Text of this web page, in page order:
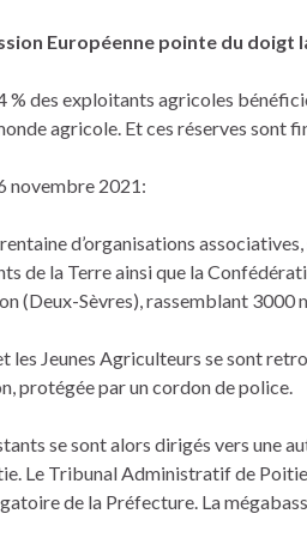
Européenne pointe du doigt
% des exploitants agricoles
agricole. Et ces réserves sont
novembre 2021:
d’organisations
de la Terre ainsi que la
(Deux-Sèvres), rassemblant 3000
les Jeunes Agriculteurs se sont
protégée par un cordon de police.
se sont alors dirigés vers une
Le Tribunal Administratif de
de la Préfecture. La